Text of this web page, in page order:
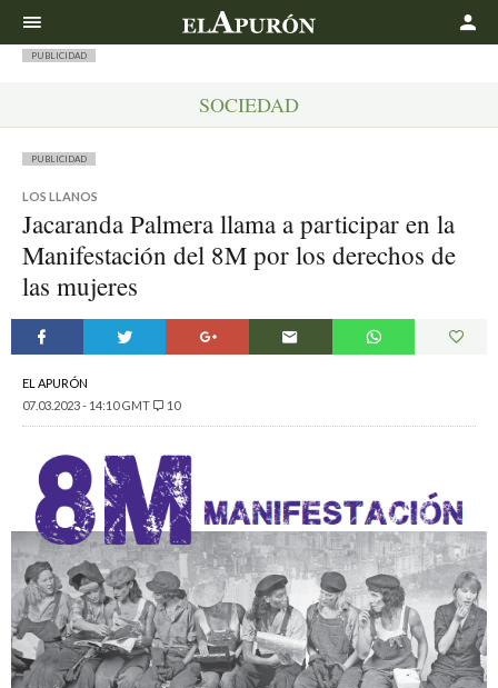
PUBLICIDAD
SOCIEDAD
PUBLICIDAD
LOS LLANOS
Jacaranda Palmera llama a participar en la
Manifestación del 8M por los derechos de
las mujeres
EL APURÓN
07.03.2023 - 14:10 GMT
10